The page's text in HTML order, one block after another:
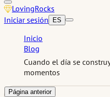
LovingRocks
Iniciar sesión
ES
Inicio
Blog
Cuando el día se
momentos
Página anterior